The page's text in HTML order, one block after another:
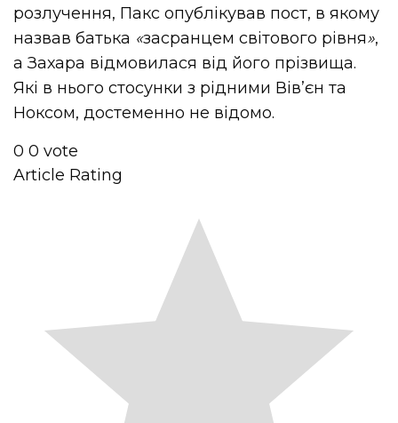
розлучення, Пакс опублікував пост, в якому
назвав батька «засранцем світового рівня»,
а Захара відмовилася від його прізвища.
Які в нього стосунки з рідними Вів’єн та
Ноксом, достеменно не відомо.
0 0 vote
Article Rating